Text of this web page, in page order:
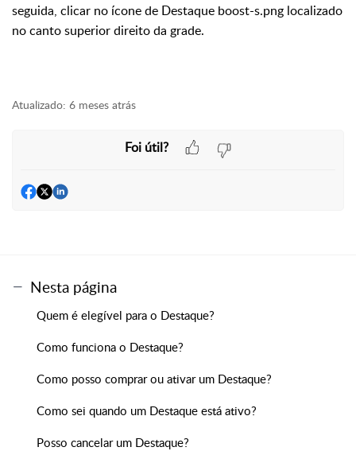
seguida, clicar no ícone de Destaque boost-s.png localizado
no canto superior direito da grade.
Atualizado: 6 meses atrás
Foi útil?
Nesta página
Quem é elegível para o Destaque?
Como funciona o Destaque?
Como posso comprar ou ativar um Destaque?
Como sei quando um Destaque está ativo?
Posso cancelar um Destaque?